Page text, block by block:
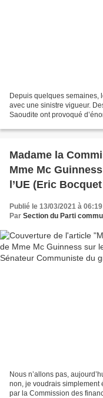
Depuis quelques semaines,
avec une sinistre vigueur.
Saoudite ont provoqué
Madame la
Mme Mc
l’UE (Eric Bocquet / Sénateur Communiste du
groupe CRCE /12
Publié le 13/03/2021 à 06:19
Par Section du Parti
Nous n’allons pas,
non, je voudrais simplement
par la Commission des